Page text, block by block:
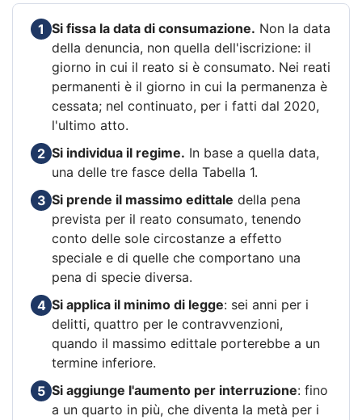
1 Si fissa la data di consumazione. Non la data
della denuncia, non quella dell'iscrizione: il
giorno in cui il reato si è consumato. Nei reati
permanenti è il giorno in cui la permanenza è
cessata; nel continuato, per i fatti dal 2020,
l'ultimo atto.
2 Si individua il regime. In base a quella data,
una delle tre fasce della Tabella 1.
3 Si prende il massimo edittale della pena
prevista per il reato consumato, tenendo
conto delle sole circostanze a effetto
speciale e di quelle che comportano una
pena di specie diversa.
4 Si applica il minimo di legge: sei anni per i
delitti, quattro per le contravvenzioni,
quando il massimo edittale porterebbe a un
termine inferiore.
5 Si aggiunge l'aumento per interruzione: fino
a un quarto in più, che diventa la metà per i